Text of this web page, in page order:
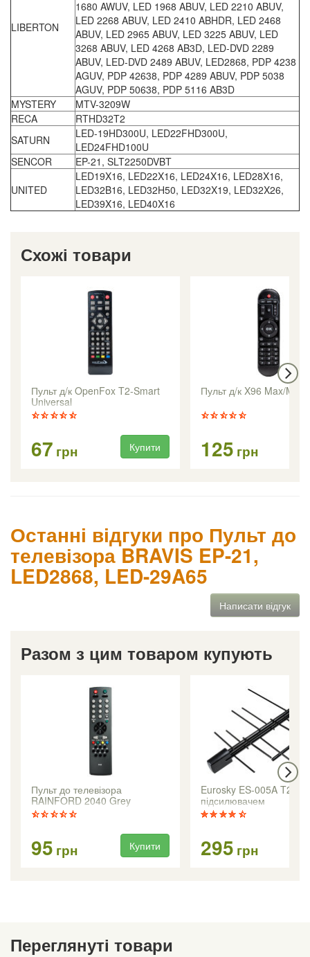
LIBERTON
1680 AWUV, LED 1968 ABUV, LED 2210 ABUV,
LED 2268 ABUV, LED 2410 ABHDR, LED 2468
ABUV, LED 2965 ABUV, LED 3225 ABUV, LED
3268 ABUV, LED 4268 AB3D, LED-DVD 2289
ABUV, LED-DVD 2489 ABUV, LED2868, PDP 4238
AGUV, PDP 42638, PDP 4289 ABUV, PDP 5038
AGUV, PDP 50638, PDP 5116 AB3D
MYSTERY
MTV-3209W
RECA
RTHD32T2
SATURN
LED-19HD300U, LED22FHD300U,
LED24FHD100U
SENCOR
EP-21, SLT2250DVBT
UNITED
LED19X16, LED22X16, LED24X16, LED28X16,
LED32B16, LED32H50, LED32X19, LED32X26,
LED39X16, LED40X16
Схожі товари
Пульт д/к OpenFox T2-Smart
Universal
67 грн Купити
Пульт д/к X96 Max/Max+
125 грн
Останні відгуки про Пульт до
телевізора BRAVIS EP-21,
LED2868, LED-29A65
Написати відгук
Разом з цим товаром купують
Пульт до телевізора
RAINFORD 2040 Grey
95 грн Купити
Eurosky ES-005A T2 з
підсилювачем
295 грн
Переглянуті товари